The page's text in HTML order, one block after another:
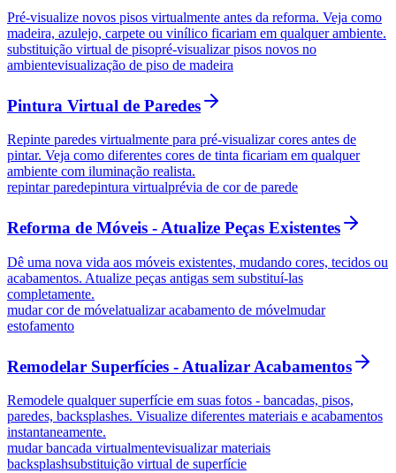
Pré-visualize novos pisos virtualmente antes da reforma. Veja como
madeira, azulejo, carpete ou vinílico ficariam em qualquer ambiente.
substituição virtual de pisopré-visualizar pisos novos no
ambientevisualização de piso de madeira
Pintura Virtual de Paredes
Repinte paredes virtualmente para pré-visualizar cores antes de
pintar. Veja como diferentes cores de tinta ficariam em qualquer
ambiente com iluminação realista.
repintar paredepintura virtualprévia de cor de parede
Reforma de Móveis - Atualize Peças Existentes
Dê uma nova vida aos móveis existentes, mudando cores, tecidos ou
acabamentos. Atualize peças antigas sem substituí-las
completamente.
mudar cor de móvelatualizar acabamento de móvelmudar
estofamento
Remodelar Superfícies - Atualizar Acabamentos
Remodele qualquer superfície em suas fotos - bancadas, pisos,
paredes, backsplashes. Visualize diferentes materiais e acabamentos
instantaneamente.
mudar bancada virtualmentevisualizar materiais
backsplashsubstituição virtual de superfície